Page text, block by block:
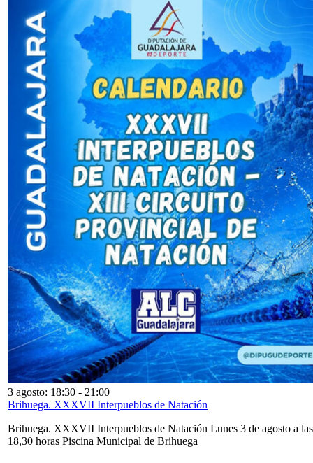
3 agosto: 18:30 - 21:00
Brihuega. XXXVII Interpueblos de Natación
Brihuega. XXXVII Interpueblos de Natación Lunes 3 de agosto a las
18,30 horas Piscina Municipal de Brihuega